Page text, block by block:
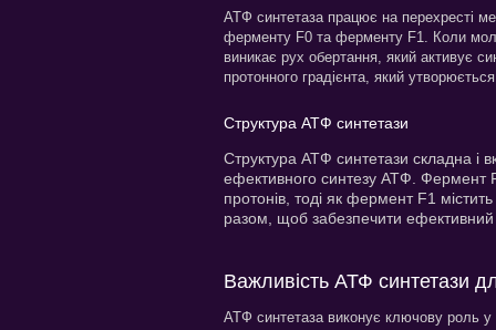
АТФ синтетаза працює на перехресті
ферменту F0 та ферменту F1. Коли
виникає рух обертання, який активує
протонного градієнта, який
Структура АТФ синтетази
Структура АТФ синтетази складна і
ефективного синтезу АТФ. Фермент
протонів, тоді як фермент F1
разом, щоб забезпечити ефективний
Важливість АТФ синтетази
АТФ синтетаза виконує ключову роль у